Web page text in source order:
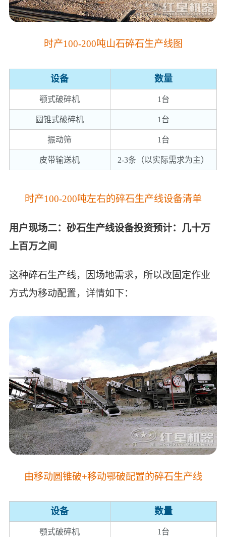
时产100-200吨山石碎石生产线图
设备 数量
颚式破碎机 1台
圆锥式破碎机 1台
振动筛 1台
皮带输送机 2-3条（以实际需求为主）
时产100-200吨左右的碎石生产线设备清单
用户现场二：砂石生产线设备投资预计：几十万
上百万之间
这种碎石生产线，因场地需求，所以改固定作业
方式为移动配置，详情如下：
由移动圆锥破+移动鄂破配置的碎石生产线
设备 数量
颚式破碎机 1台